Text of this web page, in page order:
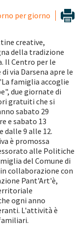
per giorno
creative,
della tradizione
Il Centro per le
via Darsena apre le
famiglia accoglie
due giornate di
gratuiti che si
sabato 29
e sabato 13
dalle 9 alle 12.
è promossa
alle Politiche
del Comune di
collaborazione con
Pant'Art'è,
ogni anno
L'attività è